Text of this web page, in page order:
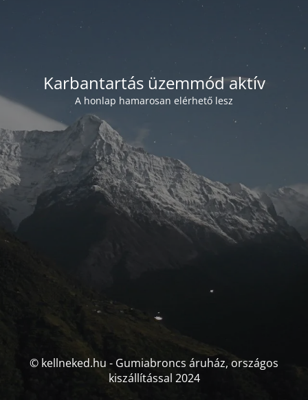
Karbantartás üzemmód aktív
A honlap hamarosan elérhető lesz
© kellneked.hu - Gumiabroncs áruház, országos
kiszállítással 2024